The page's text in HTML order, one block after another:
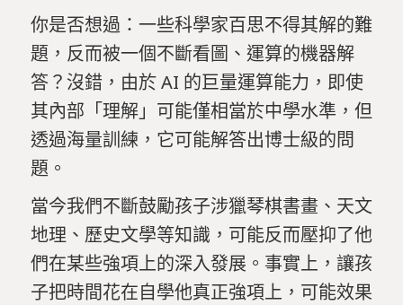
你是否想過：一些科學家百思不得其解的難
題，反而被一個不斷看圖、運算的機器解
答？沒錯，由於 AI 的巨量運算能力，即使
其內部「理解」可能僅相當於中學水準，但
透過海量訓練，它可能解答出博士級的問
題。
當今我們不斷鼓勵孩子涉獵琴棋書畫、天文
地理、歷史文學等知識，可能反而壓抑了他
們在某些強項上的深入發展。事實上，讓孩
子把時間花在自學他真正強項上，可能效果